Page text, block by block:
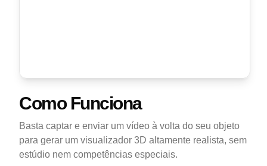
Como Funciona
Basta captar e enviar um vídeo à volta do seu objeto
para gerar um visualizador 3D altamente realista, sem
estúdio nem competências especiais.